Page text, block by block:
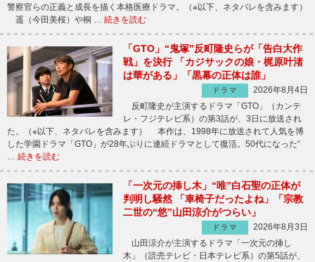
警察官らの正義と成長を描く本格医療ドラマ。（※以下、ネタバレを含みます）
遥（今田美桜）や桐 … 続きを読む
「GTO」“鬼塚”反町隆史らが「告白大作
戦」を決行 「カジサックの娘・梶原叶渚
は華がある」「黒幕の正体は誰」
ドラマ
2026年8月4日
反町隆史が主演するドラマ「GTO」（カンテ
レ・フジテレビ系）の第3話が、3日に放送され
た。（※以下、ネタバレを含みます） 本作は、1998年に放送されて人気を博
した学園ドラマ「GTO」が28年ぶりに連続ドラマとして復活。50代になった“
続きを読む
「一次元の挿し木」“唯”白石聖の正体が
判明し騒然 「車椅子だったよね」「宗教
二世の“悠”山田涼介がつらい」
ドラマ
2026年8月3日
山田涼介が主演するドラマ「一次元の挿し
木」（読売テレビ・日本テレビ系）の第5話が、